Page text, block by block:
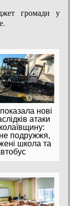
громади у
нові
атаки
подружжя,
школа та